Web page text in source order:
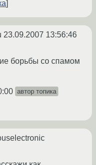
23.09.2007 13:56:46
борьбы со спамом
автор топика